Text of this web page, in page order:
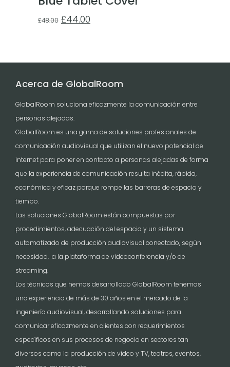
£48.00 £44.00
Acerca de GlobalRoom
GlobalRoom soluciona eficazmente la comunicación entre
personas alejadas.
GlobalRoom es una gama de soluciones profesionales de
comunicación audiovisual que utilizan el nuevo potencial de
internet para poner en contacto a personas alejadas de forma
que la experiencia de comunicación resulta inédita, rápida,
económica y eficaz porque rompe las barreras de espacio y
tiempo.
Las soluciones GlobalRoom están compuestas por
procedimientos, adecuación del espacio y un sistema
automatizado de producción audiovisual conectado, según
necesidad, a la plataforma de videoconferencia y/o de
streaming.
Los técnicos que hemos desarrollado GlobalRoom tenemos
una experiencia de más de 30 años en el mercado de la
ingeniería audiovisual, desarrollando soluciones para
comunicar eficazmente en clientes con requerimientos
específicos en sus procesos de negocio en sectores tan
diversos como la producción de vídeo y TV, teatros, eventos,